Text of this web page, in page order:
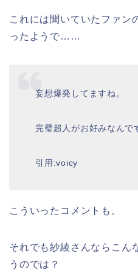
これには聞いていたファン
ったようで……
妄想爆発してますね。
完璧超人がお好みなんで
引用:voicy
こういったコメントも。
それでも紗綾さんならこん
うのでは？